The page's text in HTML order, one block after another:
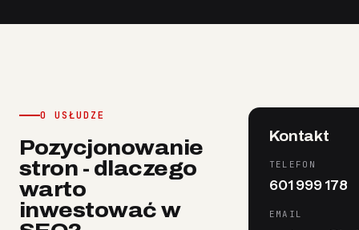
O USŁUDZE
Pozycjonowanie
stron - dlaczego
warto
inwestować w
Kontakt
TELEFON
601 999 178
EMAIL